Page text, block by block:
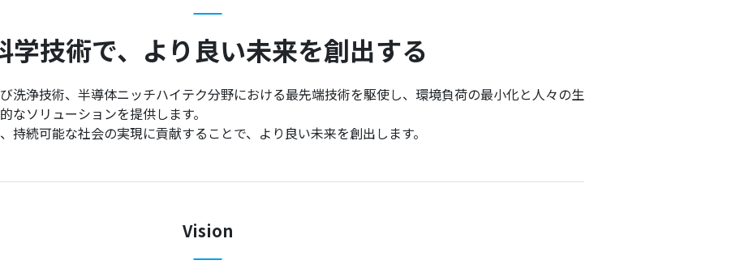
学技術で、より良い未来を創出する
洗浄技術、半導体ニッチハイテク分野における最先端技術を駆使し、環境負荷の最小化と人々の生
なソリューションを提供します。
持続可能な社会の実現に貢献することで、より良い未来を創出します。
Vision